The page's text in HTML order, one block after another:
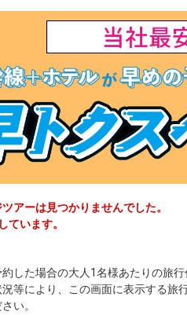
アーは見つかりませんでした。
ています。
した場合の大人1名様あたりの
等により、この画面に表示する
い。